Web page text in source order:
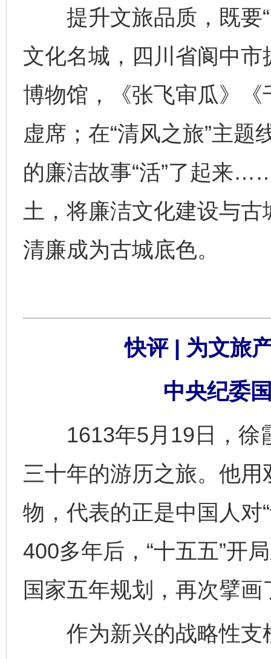
提升文旅品质，既要“
文化名城，四川省阆中
博物馆，《张飞审瓜》
虚席；在“清风之旅”主
的廉洁故事“活”了起来
土，将廉洁文化建设与
清廉成为古城底色。
快评 | 为文旅
中央纪委
1613年5月19日，徐
三十年的游历之旅。他
物，代表的正是中国人对
400多年后，“十五五”开
国家五年规划，再次擘画
作为新兴的战略性支